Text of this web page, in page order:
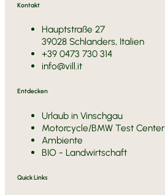
Kontakt
Hauptstraße 27
39028 Schlanders, Italien
+39 0473 730 314
info@vill.it
Entdecken
Urlaub in Vinschgau
Motorcycle/BMW Test Center
Ambiente
BIO - Landwirtschaft
Quick Links